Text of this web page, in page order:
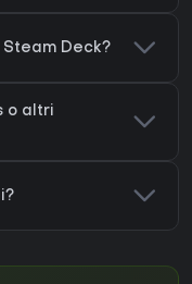
Steam Deck?
o altri